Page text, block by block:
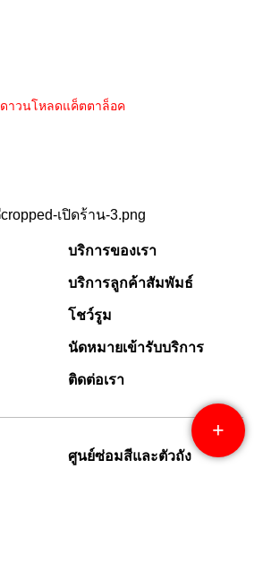
ดาวนโหลดแค็ตตาล็อค
บริการของเรา
บริการลูกค้าสัมพัมธ์
โชว์รูม
นัดหมายเข้ารับบริการ
ติดต่อเรา
ศูนย์ซ่อมสีและตัวถัง